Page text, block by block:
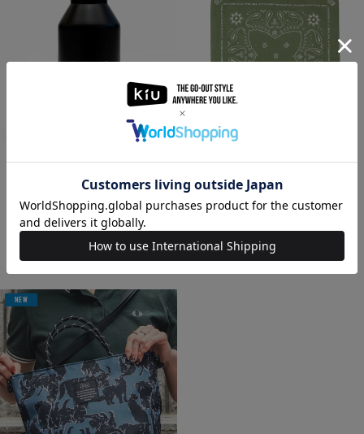
【オンラインショップ限定】MIZUボトル
KSS-20002
3,575
660 円(税込) 1,320
NEW